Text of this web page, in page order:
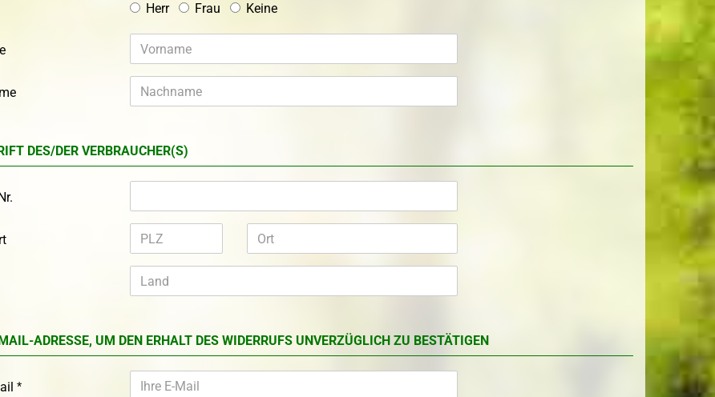
Herr Frau Keine
DES/DER VERBRAUCHER(S)
ADRESSE, UM DEN ERHALT DES WIDERRUFS UNVERZÜGLICH ZU BESTÄTIGEN